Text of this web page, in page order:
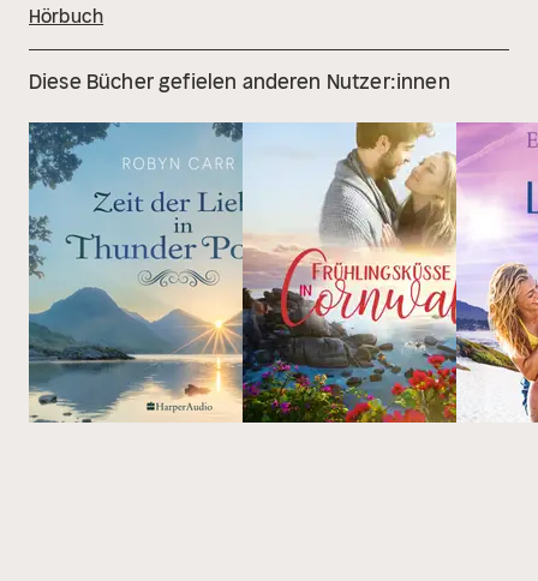
Hörbuch
Diese Bücher gefielen anderen Nutzer:innen